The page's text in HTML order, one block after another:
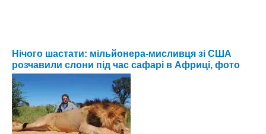
Нічого шастати: мільйонера-мисливця зі США
розчавили слони під час сафарі в Африці, фото